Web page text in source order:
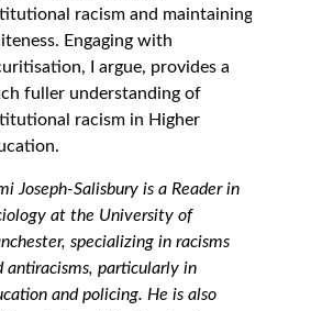
racism and maintaining
Engaging with
I argue, provides a
fuller understanding of
racism in Higher
Joseph-Salisbury is a Reader in
at the University of
specializing in racisms
antiracisms, particularly in
and policing. He is also